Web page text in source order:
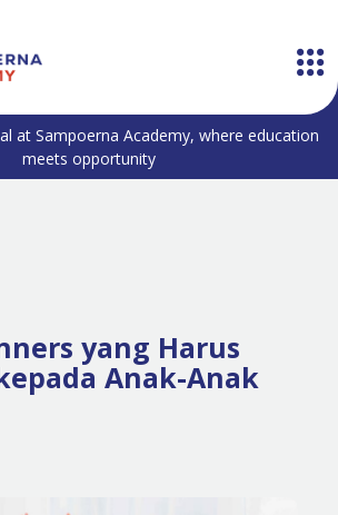
at Sampoerna Academy, where education
meets opportunity
yang Harus
Anak-Anak